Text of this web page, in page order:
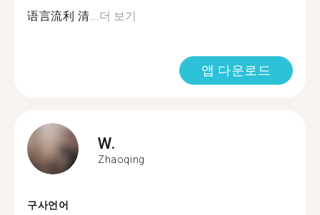
语言流利 清... 더 보기
앱 다운로드
W.
Zhaoqing
구사언어